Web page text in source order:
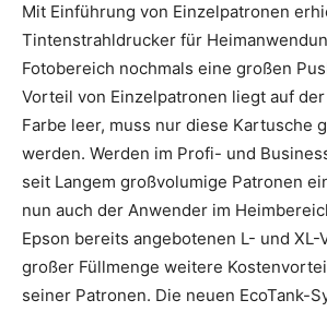
Mit Einführung von Einzelpatronen
Tintenstrahldrucker für
Fotobereich nochmals eine großen
Vorteil von Einzelpatronen liegt auf
Farbe leer, muss nur diese Kartusche
werden. Werden im Profi- und
seit Langem großvolumige Patronen
nun auch der Anwender im
Epson bereits angebotenen L- und XL-
großer Füllmenge weitere
seiner Patronen. Die neuen EcoTank-